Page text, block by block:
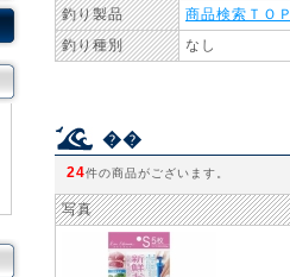
釣り製品 商品検索ＴＯＰ
釣り種別
なし
��
24件の商品がございます。
写真